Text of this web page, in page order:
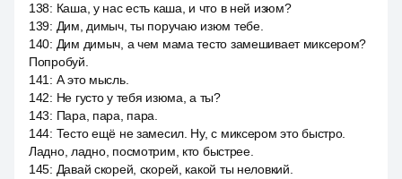
138: Каша, у нас есть каша, и что в ней изюм?
139: Дим, димыч, ты поручаю изюм тебе.
140: Дим димыч, а чем мама тесто замешивает миксером?
Попробуй.
141 : А это мысль.
142: Не густо у тебя изюма, а ты?
143: Пара, пара, пара.
144: Тесто ещё не замесил. Ну, с миксером это быстро.
Ладно, ладно, посмотрим, кто быстрее.
145: Давай скорей, скорей, какой ты неловкий.